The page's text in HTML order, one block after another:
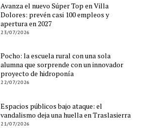
Avanza el nuevo Súper Top en Villa
Dolores: prevén casi 100 empleos y
apertura en 2027
23/07/2026
Pocho: la escuela rural con una sola
alumna que sorprende con un innovador
proyecto de hidroponía
22/07/2026
Espacios públicos bajo ataque: el
vandalismo deja una huella en Traslasierra
21/07/2026